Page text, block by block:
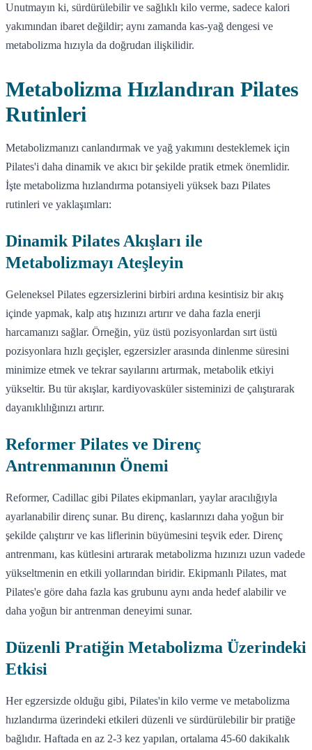
Unutmayın ki, sürdürülebilir ve sağlıklı kilo verme, sadece kalori
yakımından ibaret değildir; aynı zamanda kas-yağ dengesi ve
metabolizma hızıyla da doğrudan ilişkilidir.
Metabolizma Hızlandıran Pilates
Rutinleri
Metabolizmanızı canlandırmak ve yağ yakımını desteklemek için
Pilates'i daha dinamik ve akıcı bir şekilde pratik etmek önemlidir.
İşte metabolizma hızlandırma potansiyeli yüksek bazı Pilates
rutinleri ve yaklaşımları:
Dinamik Pilates Akışları ile
Metabolizmayı Ateşleyin
Geleneksel Pilates egzersizlerini birbiri ardına kesintisiz bir akış
içinde yapmak, kalp atış hızınızı artırır ve daha fazla enerji
harcamanızı sağlar. Örneğin, yüz üstü pozisyonlardan sırt üstü
pozisyonlara hızlı geçişler, egzersizler arasında dinlenme süresini
minimize etmek ve tekrar sayılarını artırmak, metabolik etkiyi
yükseltir. Bu tür akışlar, kardiyovasküler sisteminizi de çalıştırarak
dayanıklılığınızı artırır.
Reformer Pilates ve Direnç
Antrenmanının Önemi
Reformer, Cadillac gibi Pilates ekipmanları, yaylar aracılığıyla
ayarlanabilir direnç sunar. Bu direnç, kaslarınızı daha yoğun bir
şekilde çalıştırır ve kas liflerinin büyümesini teşvik eder. Direnç
antrenmanı, kas kütlesini artırarak metabolizma hızınızı uzun vadede
yükseltmenin en etkili yollarından biridir. Ekipmanlı Pilates, mat
Pilates'e göre daha fazla kas grubunu aynı anda hedef alabilir ve
daha yoğun bir antrenman deneyimi sunar.
Düzenli Pratiğin Metabolizma Üzerindeki
Etkisi
Her egzersizde olduğu gibi, Pilates'in kilo verme ve metabolizma
hızlandırma üzerindeki etkileri düzenli ve sürdürülebilir bir pratiğe
bağlıdır. Haftada en az 2-3 kez yapılan, ortalama 45-60 dakikalık